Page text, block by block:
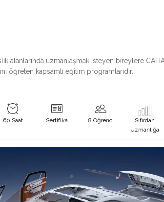
alanlarında uzmanlaşmak isteyen bireylere
öğreten kapsamlı eğitim programlarıdır.
60 Saat Sertifika 8 Öğrenci
Sıfırdan
Uzmanlığa